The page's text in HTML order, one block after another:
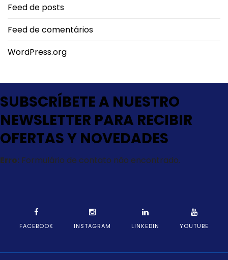
Feed de posts
Feed de comentários
WordPress.org
SUBSCRÍBETE A NUESTRO
NEWSLETTER PARA RECIBIR
OFERTAS Y NOVEDADES
Erro: Formulário de contato não encontrado.
FACEBOOK INSTAGRAM LINKEDIN YOUTUBE